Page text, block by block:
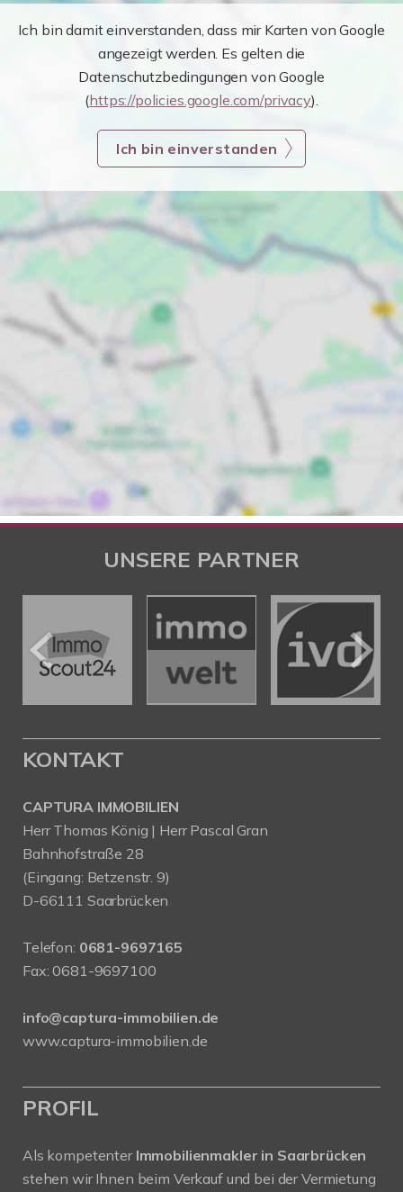
Ich bin damit einverstanden, dass mir Karten von Google
angezeigt werden. Es gelten die
Datenschutzbedingungen von Google
(https://policies.google.com/privacy).
Ich bin einverstanden
UNSERE PARTNER
KONTAKT
CAPTURA IMMOBILIEN
Herr Thomas König | Herr Pascal Gran
Bahnhofstraße 28
(Eingang: Betzenstr. 9)
D-66111 Saarbrücken
Telefon: 0681-9697165
Fax: 0681-9697100
info@captura-immobilien.de
www.captura-immobilien.de
PROFIL
Als kompetenter Immobilienmakler in Saarbrücken
stehen wir Ihnen beim Verkauf und bei der Vermietung